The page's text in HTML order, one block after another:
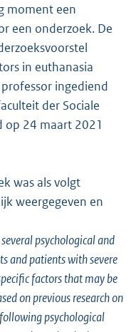
moment een
een onderzoek. De
in euthanasia
ingediend
der Sociale
op 24 maart 2021
was als volgt
weergegeven en
psychological and
and patients with severe
factors that may be
on previous research on
psychological